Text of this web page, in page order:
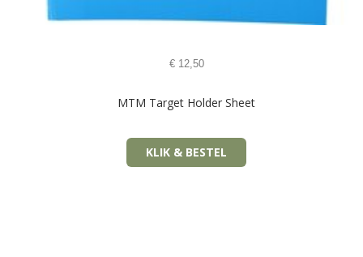
€12,50
MTM Target Holder Sheet
KLIK & BESTEL